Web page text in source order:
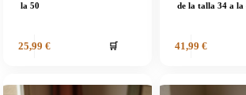
la 50
25,99 € 🛒
de la talla 34 a la
41,99 €